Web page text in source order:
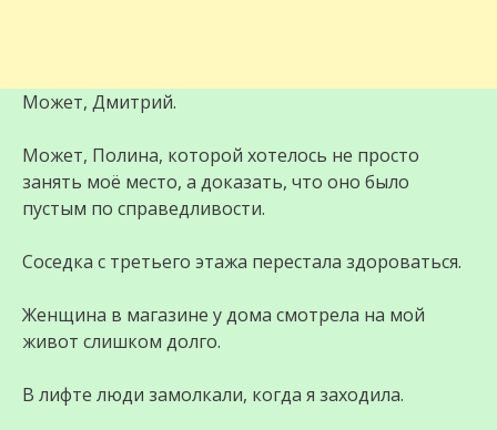
Может, Дмитрий.
Может, Полина, которой хотелось не просто
занять моё место, а доказать, что оно было
пустым по справедливости.
Соседка с третьего этажа перестала здороваться.
Женщина в магазине у дома смотрела на мой
живот слишком долго.
В лифте люди замолкали, когда я заходила.